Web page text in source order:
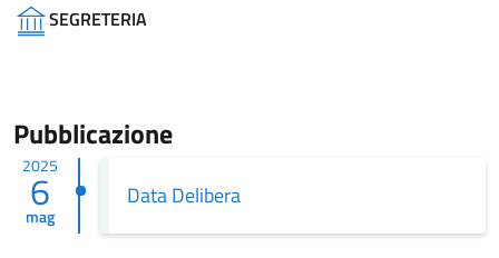
SEGRETERIA
Pubblicazione
2025
6
mag
Data Delibera